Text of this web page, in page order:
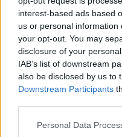
interest-based ads based
us or personal
your opt-out. You may
disclosure of your
IAB’s list of downstream
also be disclosed by us to
Downstream Participants
Personal DataLyhanna